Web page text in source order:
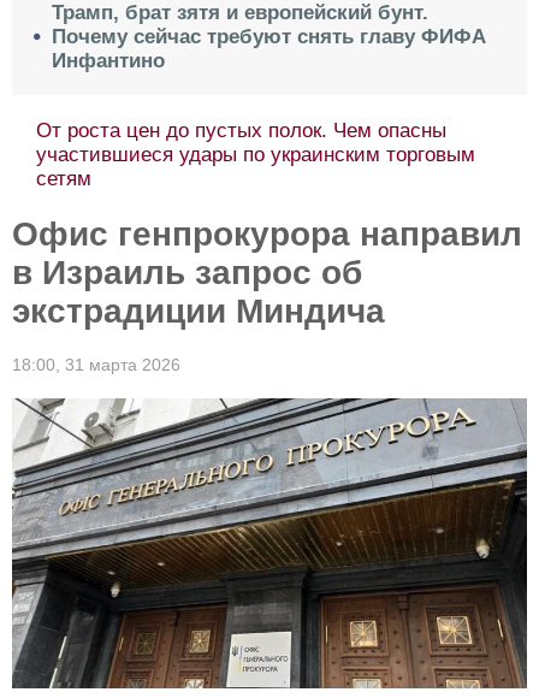
Трамп, брат зятя и европейский бунт.
Почему сейчас требуют снять главу ФИФА
Инфантино
От роста цен до пустых полок. Чем опасны
участившиеся удары по украинским торговым
сетям
Офис генпрокурора направил
в Израиль запрос об
экстрадиции Миндича
18:00, 31 марта 2026